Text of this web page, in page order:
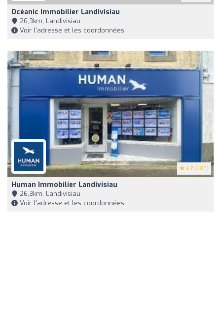
Océanic Immobilier Landivisiau
26,3km, Landivisiau
Voir l'adresse et les coordonnées
4.7 (200)
Human Immobilier Landivisiau
26,3km, Landivisiau
Voir l'adresse et les coordonnées